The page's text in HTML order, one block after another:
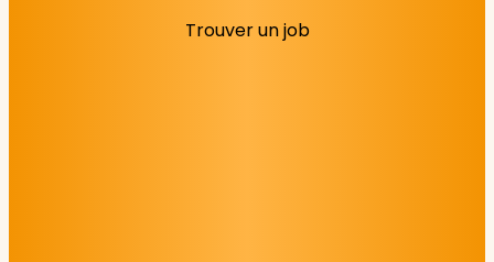
Trouver un job